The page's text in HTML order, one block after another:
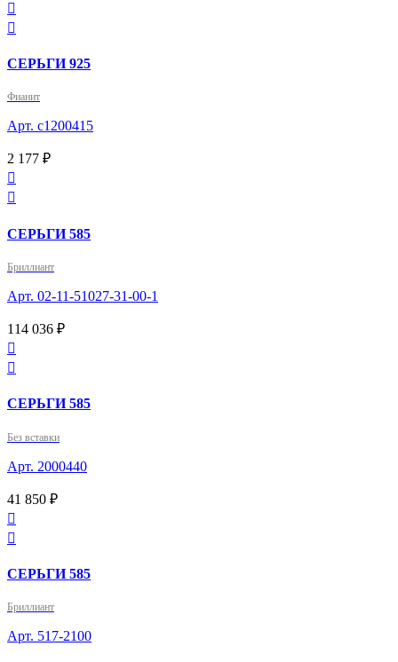


СЕРЬГИ 925
Фианит
Арт. с1200415
2 177 ₽


СЕРЬГИ 585
Бриллиант
Арт. 02-11-51027-31-00-1
114 036 ₽


СЕРЬГИ 585
Без вставки
Арт. 2000440
41 850 ₽


СЕРЬГИ 585
Бриллиант
Арт. 517-2100